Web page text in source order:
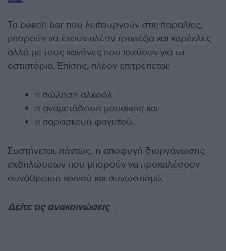
Τα beach bar που λειτουργούν στις παραλίες,
μπορούν να έχουν πλέον τραπέζια και καρέκλες
αλλά με τους κανόνες που ισχύουν για τα
εστιατόρια. Επίσης, πλέον επιτρέπεται:
η πώληση αλκοόλ
η αναμετάδοση μουσικής και
η παρασκευή φαγητού.
Συστήνεται, πάντως, η αποφυγή διοργάνωσης
εκδηλώσεων που μπορούν να προκαλέσουν
συνάθροιση κοινού και συνωστισμό.
Δείτε τις ανακοινώσεις